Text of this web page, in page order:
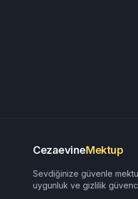
CezaevineMektup
Sevdiğinize güvenle
uygunluk ve gizlilik